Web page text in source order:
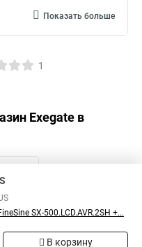
Показать больше
1
Exegate в
SX-500.LCD.AVR.2SH +...
В корзину